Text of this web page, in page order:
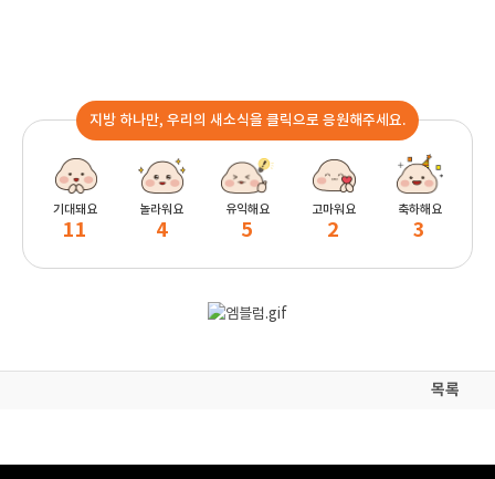
지방 하나만, 우리의 새소식을 클릭으로 응원해주세요.
기대돼요
11
놀라워요
4
유익해요
5
고마워요
2
축하해요
3
목록